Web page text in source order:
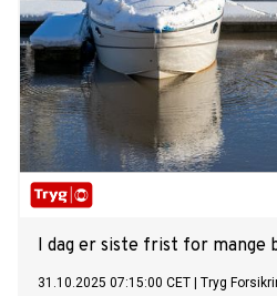
I dag er siste frist for mange
31.10.2025 07:15:00 CET Tryg